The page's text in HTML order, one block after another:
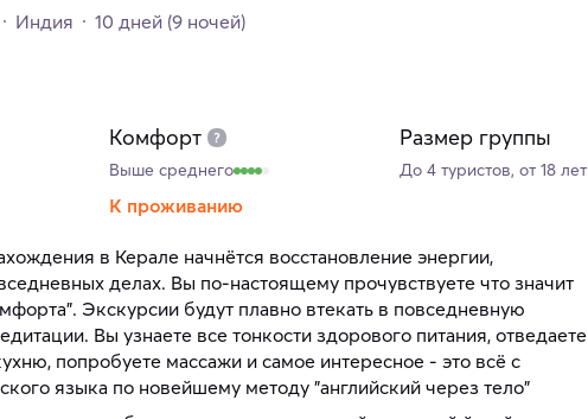
Индия 10 дней (9 ночей)
Комфорт
Выше среднего
К проживанию
Размер группы
До 4 туристов, от 18 лет
в Керале начнётся восстановление энергии,
делах. Вы по-настоящему прочувствуете что значит
Экскурсии будут плавно втекать в повседневную
Вы узнаете все тонкости здорового питания, отведаете
попробуете массажи и самое интересное - это всё с
языка по новейшему методу "английский через тело"